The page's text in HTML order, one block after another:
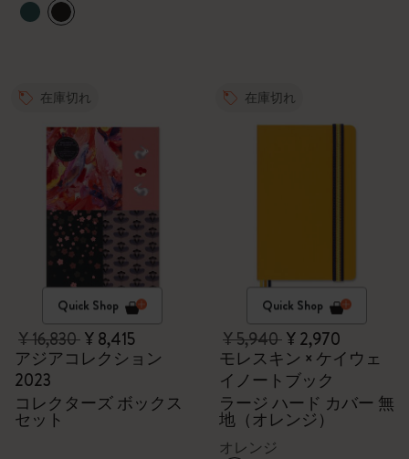
在庫切れ
Quick Shop
¥ 16,830¥ 8,415
アジアコレクション
2023
コレクターズ ボックス
セット
在庫切れ
Quick Shop
¥ 5,940¥ 2,970
モレスキン × ケイウェ
イノートブック
ラージ ハード カバー 無
地（オレンジ）
オレンジ